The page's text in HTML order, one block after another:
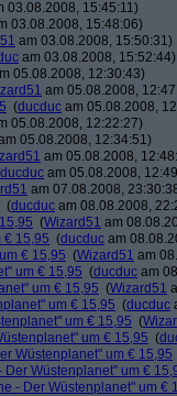
03.08.2008, 15:45:11)
03.08.2008, 15:48:06)
am 03.08.2008, 15:50:31)
am 03.08.2008, 15:52:44)
05.08.2008, 12:30:43)
am 05.08.2008,
(ducduc am 05.08.2008,
05.08.2008, 12:22:27)
05.08.2008, 12:34:51)
am 05.08.2008,
ducduc am 05.08.2008,
am 07.08.2008,
(ducduc am 08.08.2008,
(Wizard51 am
€ 15,95 (ducduc am
€ 15,95 (Wizard51 am
um € 15,95 (ducduc am
um € 15,95 (Wizard51
um € 15,95 (ducduc
um € 15,95 (
um € 15,95 (
Wüstenplanet" um € 15,95
Der Wüstenplanet" um €
- Der Wüstenplanet" um €